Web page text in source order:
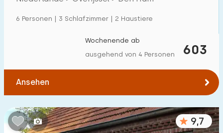
6 Personen | 3 Schlafzimmer | 2 Haustiere
603
Wochenende ab
ausgehend von 4 Personen
Ansehen
9,7